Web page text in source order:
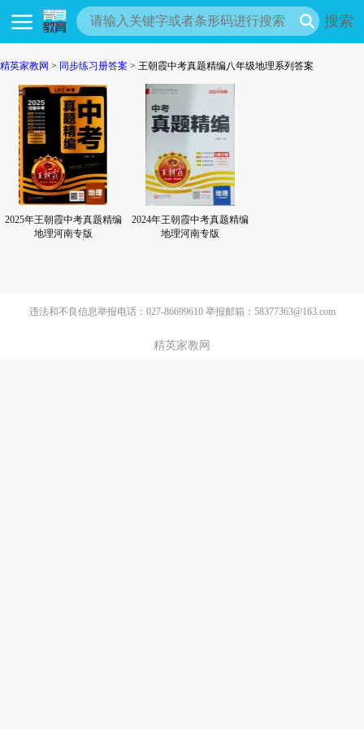
搜索
精英家教网 > 同步练习册答案 > 王朝霞中考真题精编八年级地理系列答案
2025年王朝霞中考真题精编
地理河南专版
2024年王朝霞中考真题精编
地理河南专版
违法和不良信息举报电话：027-86699610 举报邮箱：58377363@163.com
精英家教网